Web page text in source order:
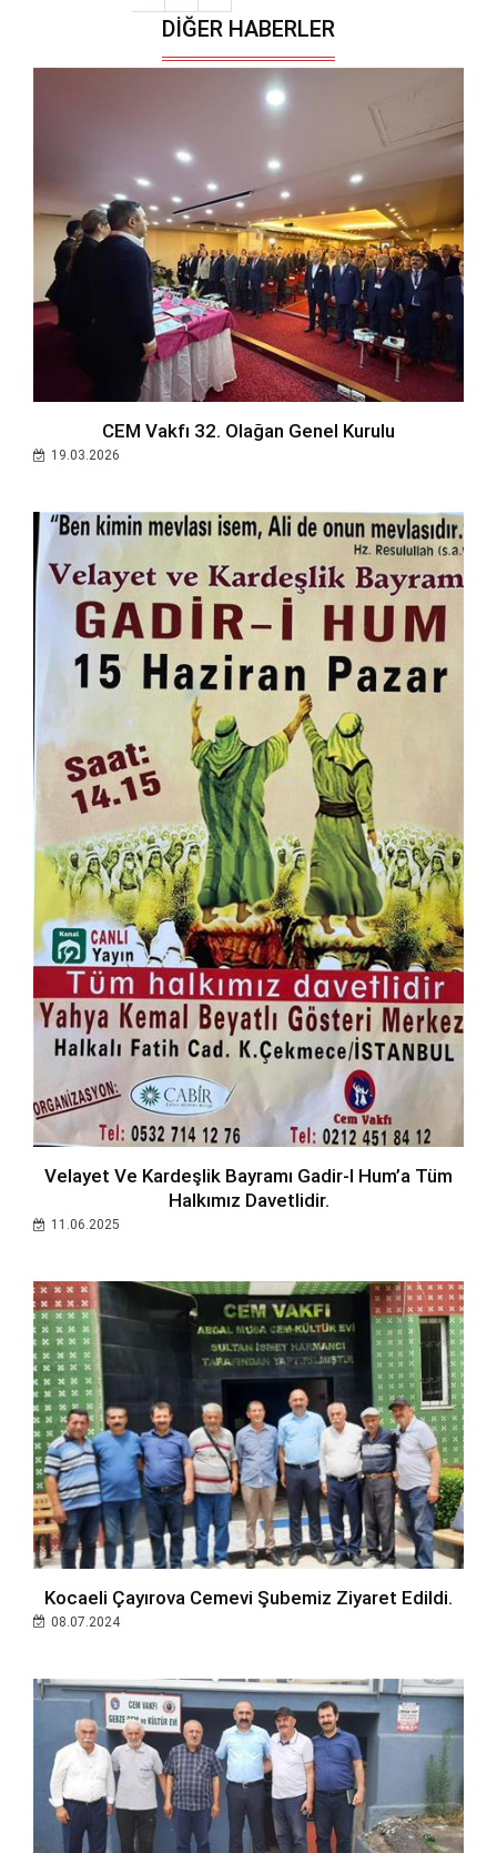
DIĞER HABERLER
CEM Vakfı 32. Olağan Genel Kurulu
19.03.2026
Velayet Ve Kardeşlik Bayramı Gadir-I Hum’a Tüm
Halkımız Davetlidir.
11.06.2025
Kocaeli Çayırova Cemevi Şubemiz Ziyaret Edildi.
08.07.2024